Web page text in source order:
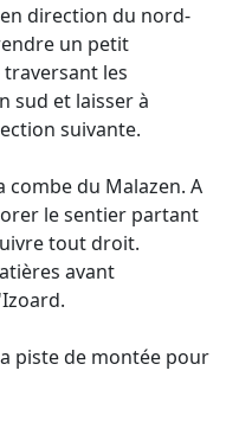
direction du nord-
un petit
les
sud et laisser à
suivante.
combe du Malazen. A
le sentier partant
tout droit.
avant
piste de montée pour